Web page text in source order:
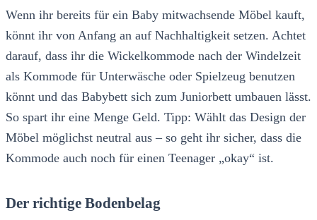
Wenn ihr bereits für ein Baby mitwachsende Möbel kauft,
könnt ihr von Anfang an auf Nachhaltigkeit setzen. Achtet
darauf, dass ihr die Wickelkommode nach der Windelzeit
als Kommode für Unterwäsche oder Spielzeug benutzen
könnt und das Babybett sich zum Juniorbett umbauen lässt.
So spart ihr eine Menge Geld. Tipp: Wählt das Design der
Möbel möglichst neutral aus – so geht ihr sicher, dass die
Kommode auch noch für einen Teenager „okay“ ist.
Der richtige Bodenbelag